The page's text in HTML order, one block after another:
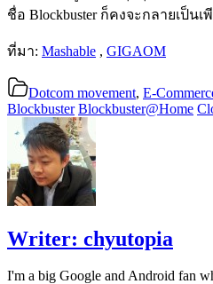
ชื่อ Blockbuster ก็คงจะกลายเป็น
ที่มา: Mashable , GIGAOM
Dotcom movement, E-
Blockbuster Blockbuster@Home
Writer: chyutopia
I'm a big Google and Android fan